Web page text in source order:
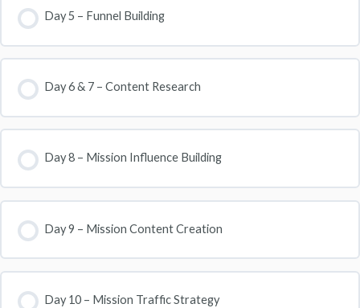
Day 5 – Funnel Building
Day 6 & 7 – Content Research
Day 8 – Mission Influence Building
Day 9 – Mission Content Creation
Day 10 – Mission Traffic Strategy